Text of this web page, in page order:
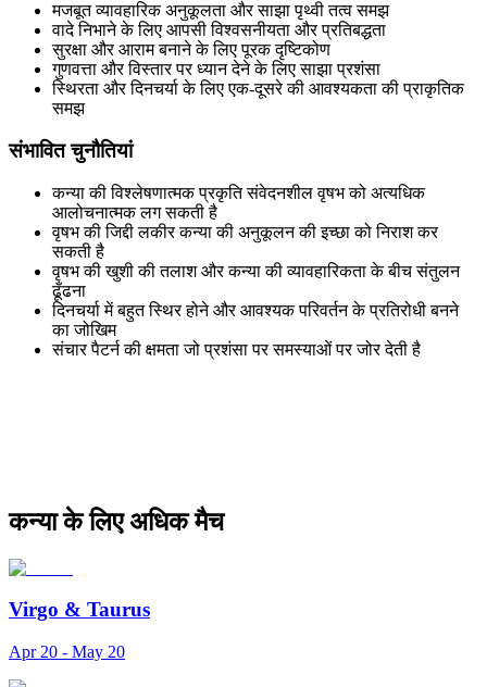
मजबूत व्यावहारिक अनुकूलता और साझा पृथ्वी तत्व समझ
वादे निभाने के लिए आपसी विश्वसनीयता और प्रतिबद्धता
सुरक्षा और आराम बनाने के लिए पूरक दृष्टिकोण
गुणवत्ता और विस्तार पर ध्यान देने के लिए साझा प्रशंसा
स्थिरता और दिनचर्या के लिए एक-दूसरे की आवश्यकता की प्राकृतिक
समझ
संभावित चुनौतियां
कन्या की विश्लेषणात्मक प्रकृति संवेदनशील वृषभ को अत्यधिक
आलोचनात्मक लग सकती है
वृषभ की जिद्दी लकीर कन्या की अनुकूलन की इच्छा को निराश कर
सकती है
वृषभ की खुशी की तलाश और कन्या की व्यावहारिकता के बीच संतुलन
ढूँढना
दिनचर्या में बहुत स्थिर होने और आवश्यक परिवर्तन के प्रतिरोधी बनने
का जोखिम
संचार पैटर्न की क्षमता जो प्रशंसा पर समस्याओं पर जोर देती है
कन्या के लिए अधिक मैच
Virgo & Taurus
Apr 20 - May 20